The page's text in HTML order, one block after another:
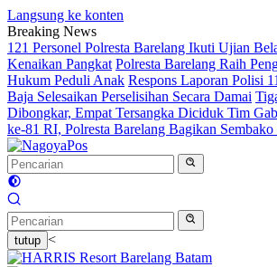
Langsung ke konten
Breaking News
121 Personel Polresta Barelang Ikuti Ujian
Kenaikan Pangkat Polresta Barelang Raih
Hukum Peduli Anak Respons Laporan Polisi
Baja Selesaikan Perselisihan Secara Damai
Dibongkar, Empat Tersangka Diciduk Tim
ke-81 RI, Polresta Barelang Bagikan Sembako
tutup <